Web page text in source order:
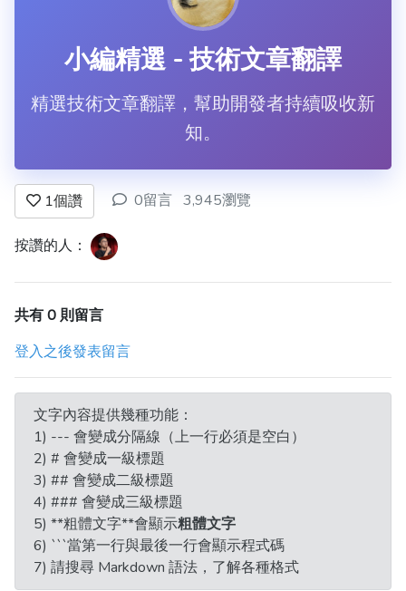
小編精選 - 技術文章翻譯
精選技術文章翻譯，幫助開發者持續吸收新
知。
1個讚 0留言 3,945瀏覽
按讚的人：
共有 0 則留言
登入之後發表留言
文字內容提供幾種功能：
1) --- 會變成分隔線（上一行必須是空白）
2) # 會變成一級標題
3) ## 會變成二級標題
4) ### 會變成三級標題
5) **粗體文字**會顯示粗體文字
6) ```當第一行與最後一行會顯示程式碼
7) 請搜尋 Markdown 語法，了解各種格式